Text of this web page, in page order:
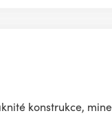
konstrukce,